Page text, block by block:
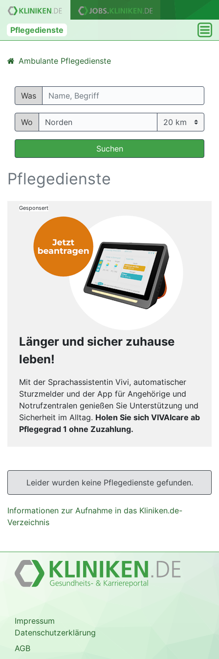
Pflegedienste
Ambulante Pflegedienste
Was
Wo
Suchen
Pflegedienste
Gesponsert
Länger und sicher zuhause
leben!
Mit der Sprachassistentin Vivi, automatischer
Sturzmelder und der App für Angehörige und
Notrufzentralen genießen Sie Unterstützung und
Sicherheit im Alltag. Holen Sie sich VIVAIcare ab
Pflegegrad 1 ohne Zuzahlung.
Leider wurden keine Pflegedienste gefunden.
Informationen zur Aufnahme in das Kliniken.de-
Verzeichnis
Impressum
Datenschutzerklärung
AGB